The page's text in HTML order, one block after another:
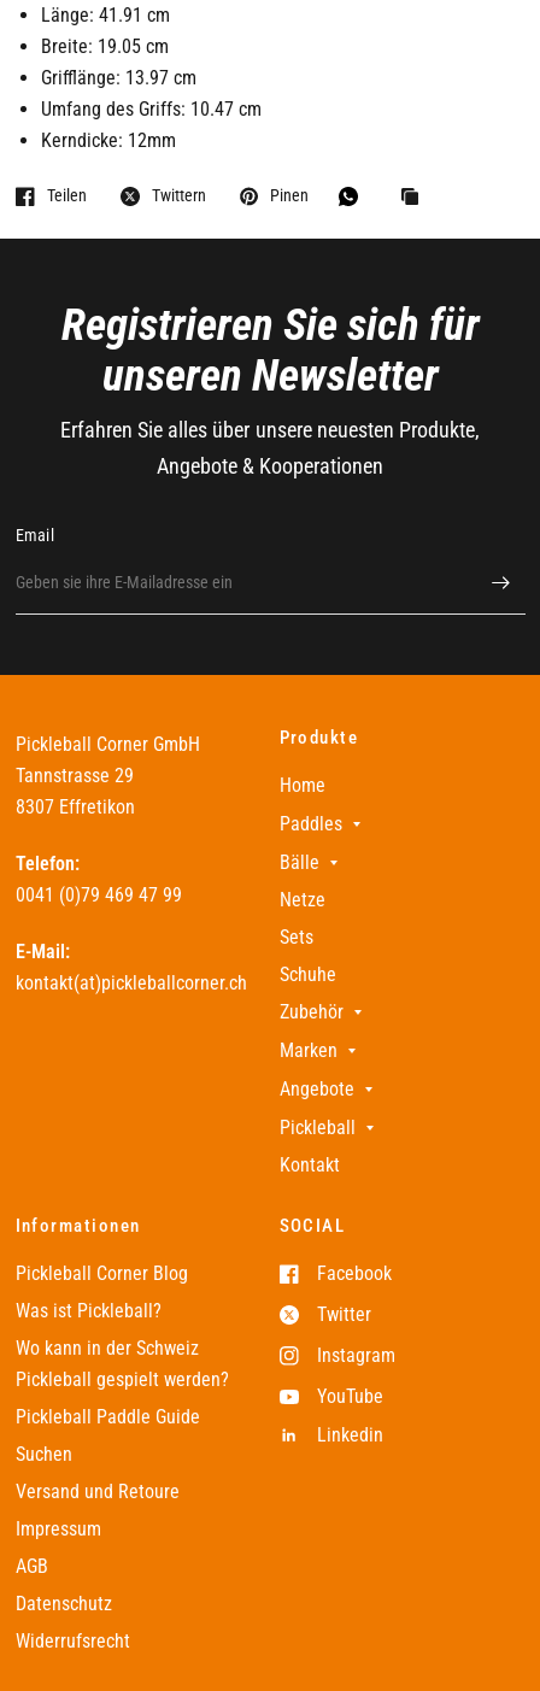
Länge: 41.91 cm
Breite: 19.05 cm
Grifflänge: 13.97 cm
Umfang des Griffs: 10.47 cm
Kerndicke: 12mm
Teilen Twittern Pinen
Registrieren Sie sich für
unseren Newsletter
Erfahren Sie alles über unsere neuesten Produkte,
Angebote & Kooperationen
Email
Pickleball Corner GmbH
Tannstrasse 29
8307 Effretikon
Telefon:
0041 (0)79 469 47 99
E-Mail:
kontakt(at)pickleballcorner.ch
Produkte
Home
Paddles
Bälle
Netze
Sets
Schuhe
Zubehör
Marken
Angebote
Pickleball
Kontakt
Informationen
Pickleball Corner Blog
Was ist Pickleball?
Wo kann in der Schweiz
Pickleball gespielt werden?
Pickleball Paddle Guide
Suchen
Versand und Retoure
Impressum
AGB
Datenschutz
Widerrufsrecht
SOCIAL
Facebook
Twitter
Instagram
YouTube
Linkedin